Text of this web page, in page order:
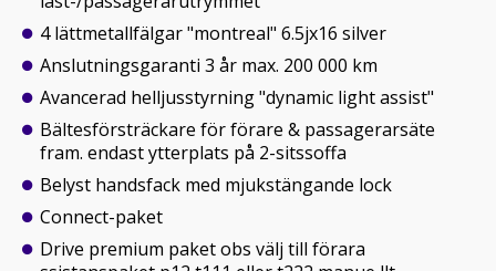
4 lättmetallfälgar "montreal" 6.5jx16 silver
Anslutningsgaranti 3 år max. 200 000 km
Avancerad helljusstyrning "dynamic light assist"
Bältesförsträckare för förare & passagerarsäte
fram. endast ytterplats på 2-sitssoffa
Belyst handsfack med mjukstängande lock
Connect-paket
Drive premium paket obs välj till förara